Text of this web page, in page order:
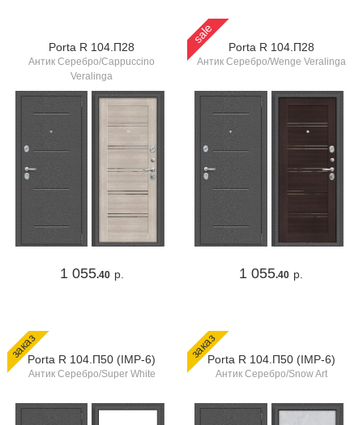
Porta R 104.П28
Антик Серебро/Cappuccino
Veralinga
1 055.40 р.
sale
Porta R 104.П28
Антик Серебро/Wenge Veralinga
1 055.40 р.
заказPorta R 104.П50 (IMP-6)
Антик Серебро/Super White
заказPorta R 104.П50 (IMP-6)
Антик Серебро/Snow Art